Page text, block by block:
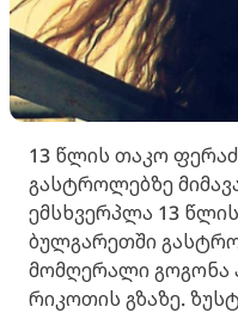
13 წლის თაკო
გასტროლებზე
ემსხვერპლა 13
ბულგარეთში
მომღერალი გოგონა
რიკოთის გზაზე.